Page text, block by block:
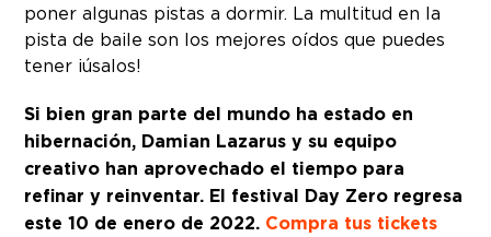
poner algunas pistas a dormir. La multitud en la
pista de baile son los mejores oídos que puedes
tener ¡úsalos!
Si bien gran parte del mundo ha estado en
hibernación, Damian Lazarus y su equipo
creativo han aprovechado el tiempo para
refinar y reinventar. El festival Day Zero regresa
este 10 de enero de 2022. Compra tus tickets